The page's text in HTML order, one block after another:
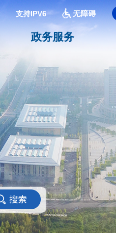
支持IPV6
政务服务